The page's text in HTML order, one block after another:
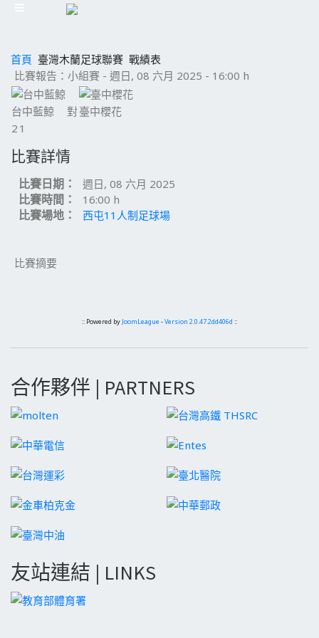
首頁 臺灣木蘭足球聯賽 戰績表
比賽報告：小組賽 - 週日, 08 六月 2025 - 16:00 h
台中藍鯨 對臺中櫻花
2 1
比賽詳情
比賽日期： 週日, 08 六月 2025
比賽時間： 16:00 h
比賽場地： 西屯11人制足球場
比賽摘要
:: Powered by JoomLeague -Version 2.0.47.2dd406d ::
合作夥伴 | PARTNERS
友站連結 | LINKS